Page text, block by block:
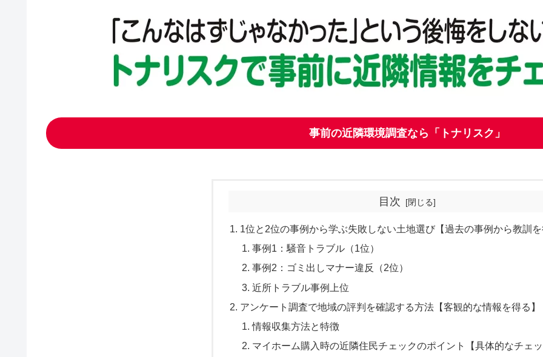
事前の近隣環境調査なら「トナリスク」
目次
1位と2位の事例から学ぶ失敗しない土地選び【過去の事例から教訓
事例1：騒音トラブル（1位）
事例2：ゴミ出しマナー違反（2位）
近所トラブル事例上位
アンケート調査で地域の評判を確認する方法【客観的な情報を得る】
情報収集方法と特徴
マイホーム購入時の近隣住民チェックのポイント【具体的なチェ